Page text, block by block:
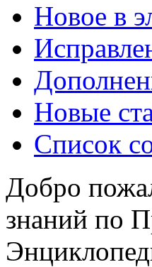
Новое в
Новые
Список
Добро
знаний по